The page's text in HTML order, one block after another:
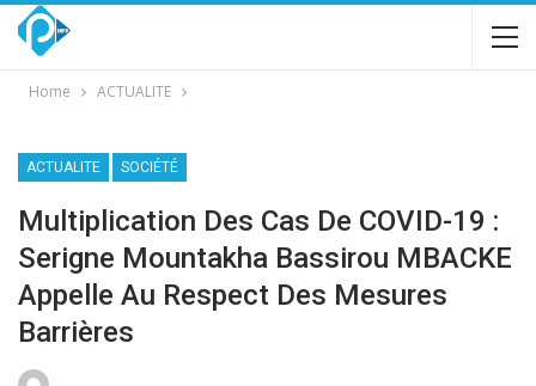
Home ACTUALITE
ACTUALITE SOCIÉTÉ
Multiplication Des Cas De COVID-19 :
Serigne Mountakha Bassirou MBACKE
Appelle Au Respect Des Mesures
Barrières